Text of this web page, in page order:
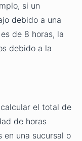
si un
debido a una
de 8 horas, la
debido a la
el total de
de horas
en una sucursal o